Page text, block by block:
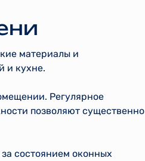
материалы и
и кухне.
Регулярное
позволяют существенно
состоянием оконных